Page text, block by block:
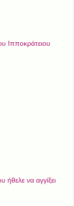
Ιπποκράτειου
ήθελε να αγγίξει